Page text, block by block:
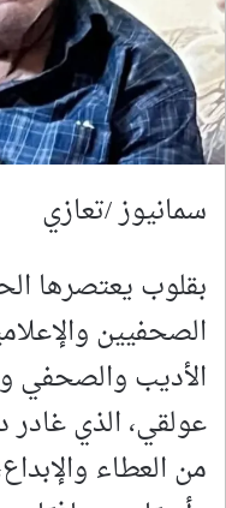
سمانيوز /تعازي
بقلوب يعتصرها
الصحفيين
الأديب والصحفي
عولقي، الذي غادر
من العطاء